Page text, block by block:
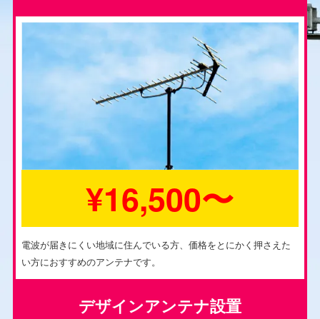
¥16,500〜
電波が届きにくい地域に住んでいる方、価格をとにかく押さえた
い方におすすめのアンテナです。
デザインアンテナ設置